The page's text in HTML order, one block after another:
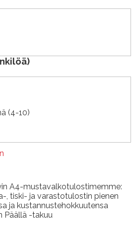
(4-10)
A4-mustavalkotulostimemme:
, tiski- ja varastotulostin pienen
ja kustannustehokkuutensa
Päällä -takuu